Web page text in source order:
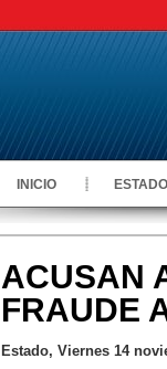
INICIO ESTADO
ACUSAN
FRAUDE
Estado, Viernes 14